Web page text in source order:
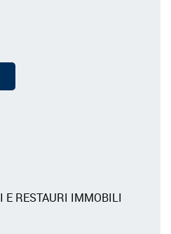
E RESTAURI IMMOBILI